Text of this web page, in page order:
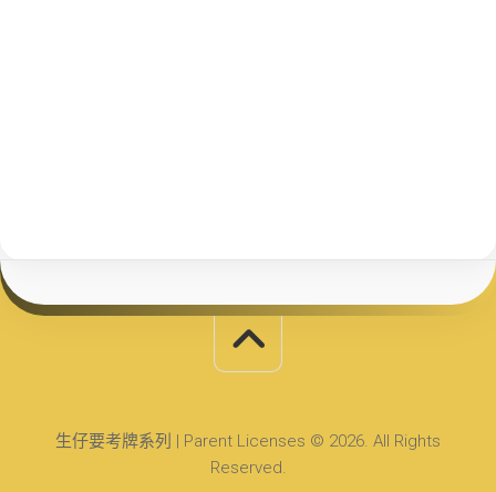
生仔要考牌系列 | Parent Licenses © 2026. All Rights
Reserved.